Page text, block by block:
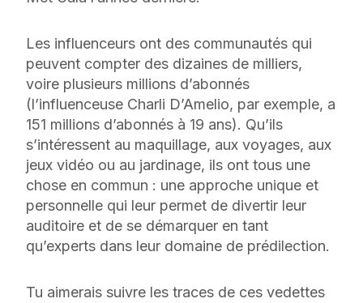
Les influenceurs ont des communautés qui
peuvent compter des dizaines de milliers,
voire plusieurs millions d’abonnés
(l’influenceuse Charli D’Amelio, par exemple, a
151 millions d’abonnés à 19 ans). Qu’ils
s’intéressent au maquillage, aux voyages, aux
jeux vidéo ou au jardinage, ils ont tous une
chose en commun : une approche unique et
personnelle qui leur permet de divertir leur
auditoire et de se démarquer en tant
qu’experts dans leur domaine de prédilection.
Tu aimerais suivre les traces de ces vedettes